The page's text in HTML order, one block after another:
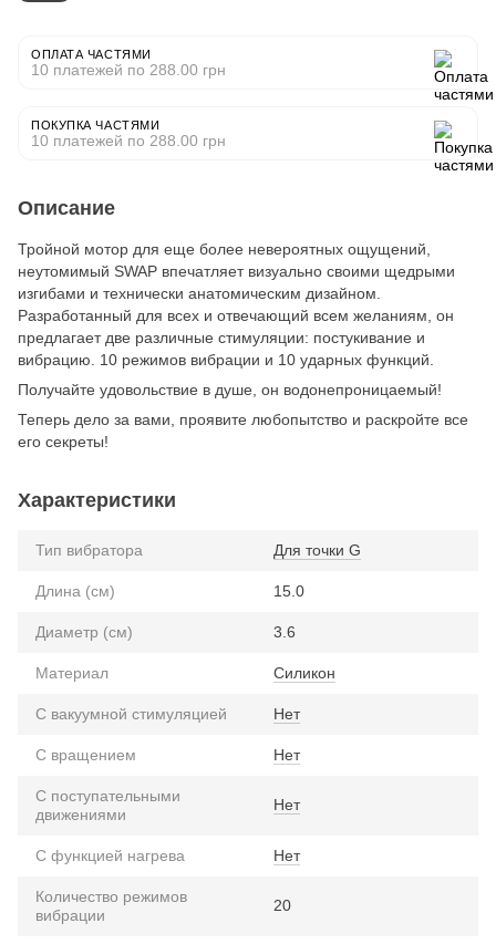
ОПЛАТА ЧАСТЯМИ
10 платежей по 288.00 грн
ПОКУПКА ЧАСТЯМИ
10 платежей по 288.00 грн
Описание
Тройной мотор для еще более невероятных ощущений,
неутомимый SWAP впечатляет визуально своими щедрыми
изгибами и технически анатомическим дизайном.
Разработанный для всех и отвечающий всем желаниям, он
предлагает две различные стимуляции: постукивание и
вибрацию. 10 режимов вибрации и 10 ударных функций.
Получайте удовольствие в душе, он водонепроницаемый!
Теперь дело за вами, проявите любопытство и раскройте все
его секреты!
Характеристики
Тип вибратора Для точки G
Длина (см) 15.0
Диаметр (см) 3.6
Материал Силикон
С вакуумной стимуляцией Нет
С вращением Нет
С поступательными
движениями
Нет
С функцией нагрева Нет
Количество режимов
вибрации
20